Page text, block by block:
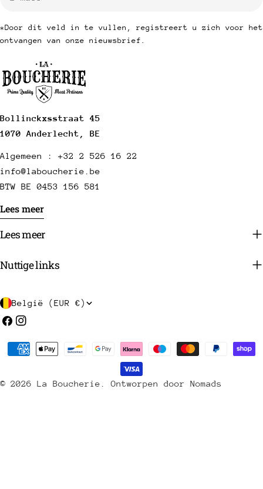
Bollinckxsstraat 45
1070 Anderlecht, BE
Algemeen : +32 2 526 16 22
info@laboucherie.be
BTW BE 0453 156 581
Lees meer
Lees meer
Nuttige links
*Door dit veld in te vullen, registreert u zich voor het
ontvangen van onze nieuwsbrief.
L
a
n
/
België (EUR €)
Facebook
Instagram
© 2026 La Boucherie .Ontworpen door Nomads
Betaalmethoden